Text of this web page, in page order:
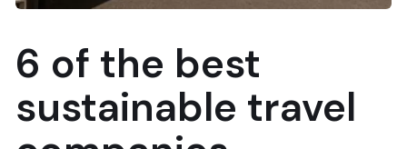
6 of the best
sustainable travel